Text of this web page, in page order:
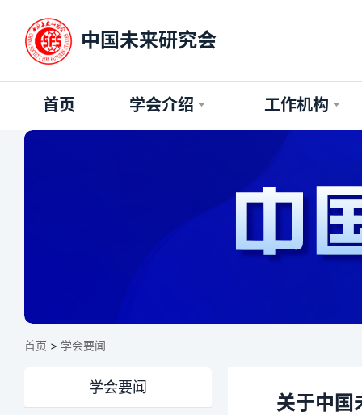
中国未来研究会
首页 学会介绍 工作机构
首页 > 学会要闻
学会要闻
关于中国